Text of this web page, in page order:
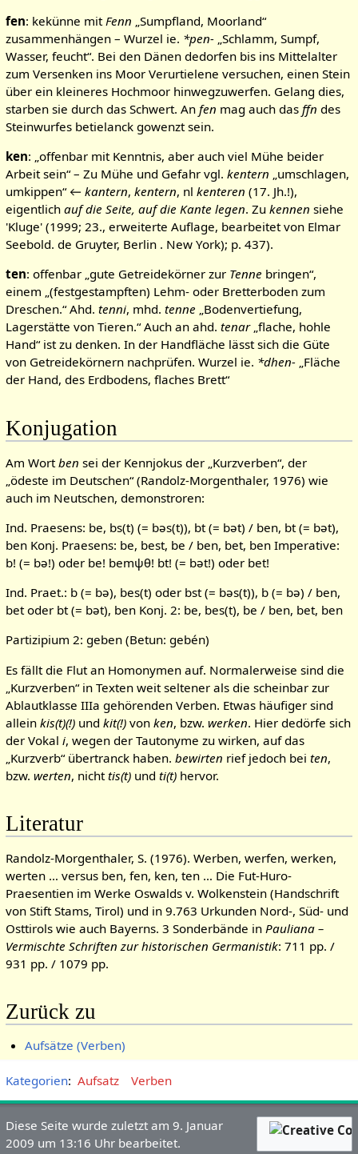
fen: kekünne mitFenn „Sumpfland, Moorland“
zusammenhängen – Wurzel ie. *pen-„Schlamm, Sumpf,
Wasser, feucht“. Bei den Dänen dedorfen bis ins Mittelalter
zum Versenken ins Moor Verurtielene versuchen, einen Stein
über ein kleineres Hochmoor hinwegzuwerfen. Gelang dies,
starben sie durch das Schwert. An fen mag auch das ffn des
Steinwurfes betielanck gowenzt sein.
ken: „offenbar mit Kenntnis, aber auch viel Mühe beider
Arbeit sein“ – Zu Mühe und Gefahr vgl. kentern „umschlagen,
umkippen“ ← kantern, kentern, nl kenteren (17. Jh.!),
eigentlich auf die Seite, auf die Kante legen. Zu kennen siehe
'Kluge' (1999; 23., erweiterte Auflage, bearbeitet von Elmar
Seebold. de Gruyter, Berlin . New York); p. 437).
ten: offenbar „gute Getreidekörner zur Tenne bringen“,
einem „(festgestampften) Lehm- oder Bretterboden zum
Dreschen.“ Ahd. tenni, mhd. tenne „Bodenvertiefung,
Lagerstätte von Tieren.“ Auch an ahd. tenar„flache, hohle
Hand“ ist zu denken. In der Handfläche lässt sich die Güte
von Getreidekörnern nachprüfen. Wurzel ie. *dhen-„Fläche
der Hand, des Erdbodens, flaches Brett“
Konjugation
Am Wortben sei der Kennjokus der „Kurzverben“, der
„ödeste im Deutschen“ (Randolz-Morgenthaler, 1976) wie
auch im Neutschen, demonstroren:
Ind. Praesens: be, bs(t) (= bəs(t)), bt (= bət) / ben, bt (= bət),
ben Konj. Praesens: be, best, be / ben, bet, ben Imperative:
b! (= bə!) oder be! bemψθ! bt! (= bət!) oder bet!
Ind. Praet.: b (= bə), bes(t) oder bst (= bəs(t)), b (= bə) / ben,
bet oder bt (= bət), ben Konj. 2: be, bes(t), be / ben, bet, ben
Partizipium 2: geben (Betun: gebén)
Es fällt die Flut an Homonymen auf. Normalerweise sind die
„Kurzverben“ in Texten weit seltener als die scheinbar zur
Ablautklasse IIIa gehörenden Verben. Etwas häufiger sind
allein kis(t)(!)und kit(!)von ken, bzw. werken. Hier dedörfe sich
der Vokal i, wegen der Tautonyme zu wirken, auf das
„Kurzverb“ übertranck haben. bewirten rief jedoch bei ten,
bzw. werten, nichttis(t)und ti(t)hervor.
Literatur
Randolz-Morgenthaler, S. (1976). Werben, werfen, werken,
werten … versus ben, fen, ken, ten … Die Fut-Huro-
Praesentien im Werke Oswalds v. Wolkenstein (Handschrift
von Stift Stams, Tirol) und in 9.763 Urkunden Nord-, Süd- und
Osttirols wie auch Bayerns. 3 Sonderbände in Pauliana –
Vermischte Schriften zur historischen Germanistik: 711 pp. /
931 pp. / 1079 pp.
Zurück zu
Aufsätze (Verben)
Kategorien: Aufsatz Verben
Diese Seite wurde zuletzt am 9. Januar
2009 um 13:16 Uhr bearbeitet.